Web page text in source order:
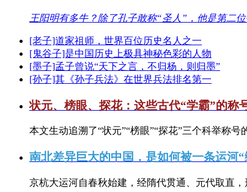
王阳明有多牛？除了孔子敢称“圣人”，他是第二
[老子]道家祖师，世界百位历史名人之一
[鬼谷子]是中国历史上极具神秘色彩的人物
[墨子]孟子曾说“天下之言，不归杨，则归墨”
[孙子]其《孙子兵法》在世界兵法排名第一
状元、榜眼、探花：这些古代“学霸”的称
本文生动追溯了“状元”“榜眼”“探花”三个科举称
南北差异巨大的中国，是如何被一条运河“
京杭大运河自春秋始建，经隋代贯通、元代取直